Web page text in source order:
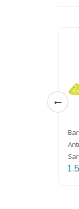
Antrenman Çanağı Seti
Sarı 12'li 30cm x 15cm*